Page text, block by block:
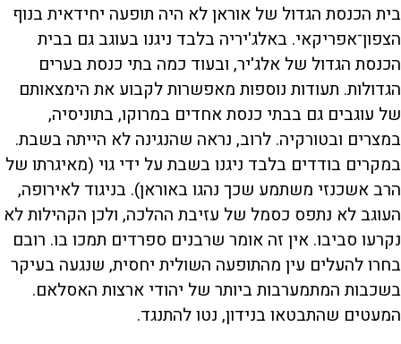
בית הכנסת הגדול של אוראן לא היה תופעה יחידאית בנוף
הצפון־אפריקאי. באלג'יריה בלבד ניגנו בעוגב גם בבית
הכנסת הגדול של אלג'יר, ובעוד כמה בתי כנסת בערים
הגדולות. תעודות נוספות מאפשרות לקבוע את הימצאותם
של עוגבים גם בבתי כנסת אחדים במרוקו, בתוניסיה,
במצרים ובטורקיה. לרוב, נראה שהנגינה לא הייתה בשבת.
במקרים בודדים בלבד ניגנו בשבת על ידי גוי (מאיגרתו של
הרב אשכנזי משתמע שכך נהגו באוראן). בניגוד לאירופה,
העוגב לא נתפס כסמל של עזיבת ההלכה, ולכן הקהילות לא
נקרעו סביבו. אין זה אומר שרבנים ספרדים תמכו בו. רובם
בחרו להעלים עין מהתופעה השולית יחסית, שנגעה בעיקר
בשכבות המתמערבות ביותר של יהודי ארצות האסלאם.
המעטים שהתבטאו בנידון, נטו להתנגד.